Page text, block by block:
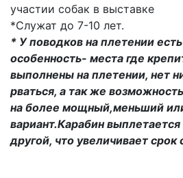
участии собак в выставке
*Служат до 7-10 лет.
* У поводков на плетении
особенность- места где
выполнены на плетении, нет
рваться, а так же
на более мощный,меньший
вариант.Карабин выплетается
другой, что увеличивает